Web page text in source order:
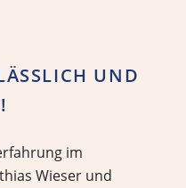
im
Wieser und
UND